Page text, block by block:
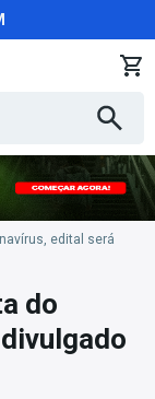
edital será
do